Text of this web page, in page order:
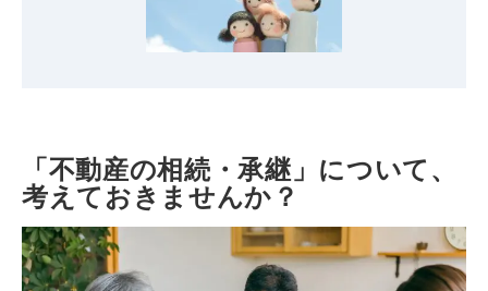
「不動産の相続・承継」について、
考えておきませんか？